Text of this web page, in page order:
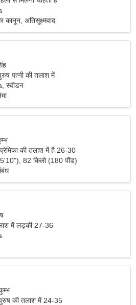
कानून, अतिसूक्ष्मवाद
पत्नी की तलाश में
स्वीडन
की तलाश में है 26-30
82 किलो (180 पौंड)
में लड़की 27-36
की तलाश में 24-35